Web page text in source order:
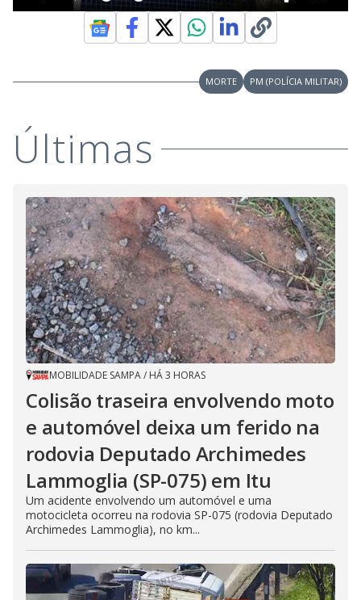
MORTE PM (POLÍCIA MILITAR)
Últimas
MOBILIDADE SAMPA/ HÁ 3 HORAS
Colisão traseira envolvendo moto
e automóvel deixa um ferido na
rodovia Deputado Archimedes
Lammoglia (SP-075) em Itu
Um acidente envolvendo um automóvel e uma
motocicleta ocorreu na rodovia SP-075 (rodovia Deputado
Archimedes Lammoglia), no km...